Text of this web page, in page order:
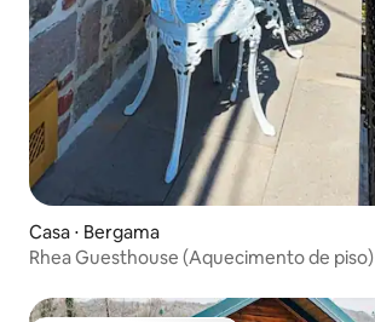
Casa ⋅ Bergama
Rhea Guesthouse (Aquecimento de piso)